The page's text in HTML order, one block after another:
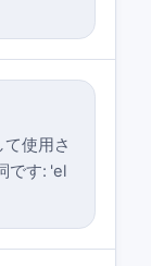
使用さ
です: 'el